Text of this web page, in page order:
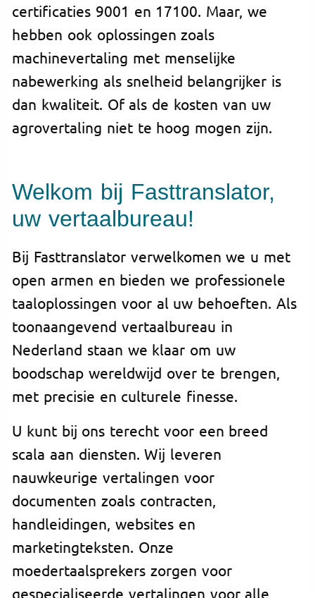
certificaties 9001 en 17100. Maar, we
hebben ook oplossingen zoals
machinevertaling met menselijke
nabewerking als snelheid belangrijker is
dan kwaliteit. Of als de kosten van uw
agrovertaling niet te hoog mogen zijn.
Welkom bij Fasttranslator,
uw vertaalbureau!
Bij Fasttranslator verwelkomen we u met
open armen en bieden we professionele
taaloplossingen voor al uw behoeften. Als
toonaangevend vertaalbureau in
Nederland staan we klaar om uw
boodschap wereldwijd over te brengen,
met precisie en culturele finesse.
U kunt bij ons terecht voor een breed
scala aan diensten. Wij leveren
nauwkeurige vertalingen voor
documenten zoals contracten,
handleidingen, websites en
marketingteksten. Onze
moedertaalsprekers zorgen voor
gespecialiseerde vertalingen voor alle